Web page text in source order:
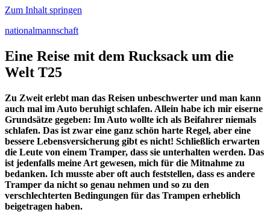
Zum Inhalt springen
nationalmannschaft
Eine Reise mit dem Rucksack um die
Welt T25
Zu Zweit erlebt man das Reisen unbeschwerter und man kann
auch mal im Auto beruhigt schlafen. Allein habe ich mir eiserne
Grundsätze gegeben: Im Auto wollte ich als Beifahrer niemals
schlafen. Das ist zwar eine ganz schön harte Regel, aber eine
bessere Lebensversicherung gibt es nicht! Schließlich erwarten
die Leute von einem Tramper, dass sie unterhalten werden. Das
ist jedenfalls meine Art gewesen, mich für die Mitnahme zu
bedanken. Ich musste aber oft auch feststellen, dass es andere
Tramper da nicht so genau nehmen und so zu den
verschlechterten Bedingungen für das Trampen erheblich
beigetragen haben.